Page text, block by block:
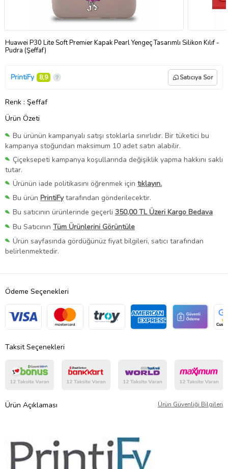
Huawei P30 Lite Soft Premier Kapak Pearl Yengeç Tasarımlı Silikon Kılıf -
Pudra (Şeffaf)
PrintiFy 8,9 Satıcıya Sor
Renk : Şeffaf
Ürün Özeti
Bu ürünün kampanyalı satışı stoklarla sınırlıdır. Bir tüketici bu
kampanya stoğundan maksimum 10 adet satın alabilir.
Çiçeksepeti kampanya koşullarında değişiklik yapma hakkını saklı
tutar.
Ürünün iade politikasını öğrenmek için tıklayın.
Bu ürün PrintiFytarafından gönderilecektir.
Bu satıcının ürünlerinde geçerli 350,00 TL Üzeri Kargo Bedava
Bu Satıcının Tüm Ürünlerini Görüntüle
Ürün sayfasında gördüğünüz fiyat bilgileri, satıcı tarafından
belirlenmektedir.
Ödeme Seçenekleri
Taksit Seçenekleri
Ürün Açıklaması Ürün Güvenliği Bilgileri